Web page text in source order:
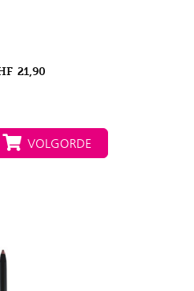
21,90
VOLGORDE